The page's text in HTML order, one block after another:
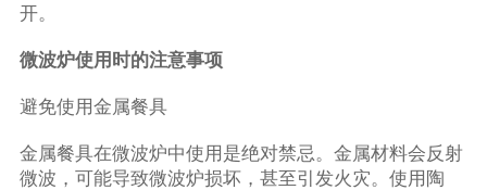
开。
微波炉使用时的注意事项
避免使用金属餐具
金属餐具在微波炉中使用是绝对禁忌。金属材料会反射
微波，可能导致微波炉损坏，甚至引发火灾。使用陶